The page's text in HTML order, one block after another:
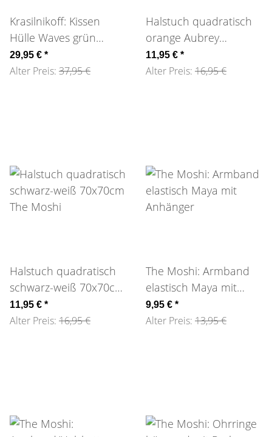
Krasilnikoff: Kissen
Hülle Waves grün
45x45cm
29,95 € *
Alter Preis: 37,95 €
Halstuch quadratisch
orange Aubrey
70x70cm The Moshi
11,95 € *
Alter Preis: 16,95 €
Halstuch quadratisch
schwarz-weiß 70x70cm
The Moshi
11,95 € *
Alter Preis: 16,95 €
The Moshi: Armband
elastisch Maya mit
Anhänger
9,95 € *
Alter Preis: 13,95 €